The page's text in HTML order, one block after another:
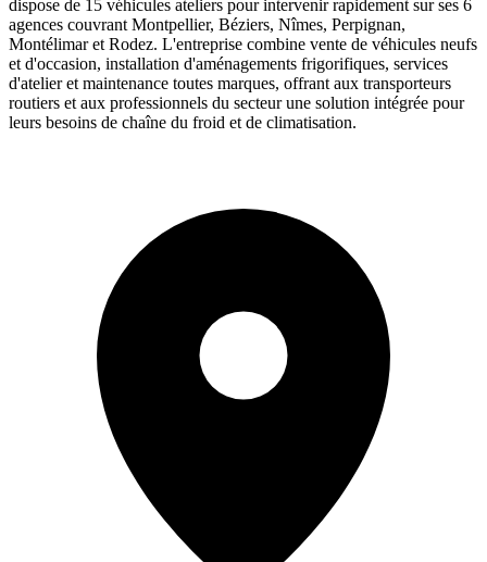
dispose de 15 véhicules ateliers pour intervenir rapidement sur ses 6
agences couvrant Montpellier, Béziers, Nîmes, Perpignan,
Montélimar et Rodez. L'entreprise combine vente de véhicules neufs
et d'occasion, installation d'aménagements frigorifiques, services
d'atelier et maintenance toutes marques, offrant aux transporteurs
routiers et aux professionnels du secteur une solution intégrée pour
leurs besoins de chaîne du froid et de climatisation.